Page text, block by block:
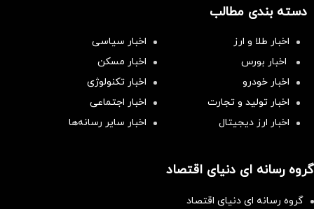
دسته بندی مطالب
اخبار طلا و ارز
اخبار سیاسی
اخبار بورس
اخبار مسکن
اخبار خودرو
اخبار تکنولوژی
اخبار تولید و تجارت
اخبار اجتماعی
اخبار ارز دیجیتال
اخبار سایر رسانه‌‌ها
گروه رسانه ای دنیای اقتصاد
گروه رسانه ای دنیای اقتصاد